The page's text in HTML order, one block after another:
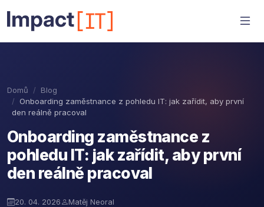
Domů
Blog
Onboarding zaměstnance z pohledu IT: jak zařídit, aby první
den reálně pracoval
Onboarding zaměstnance z
pohledu IT: jak zařídit, aby první
den reálně pracoval
20. 04. 2026 Matěj Neoral